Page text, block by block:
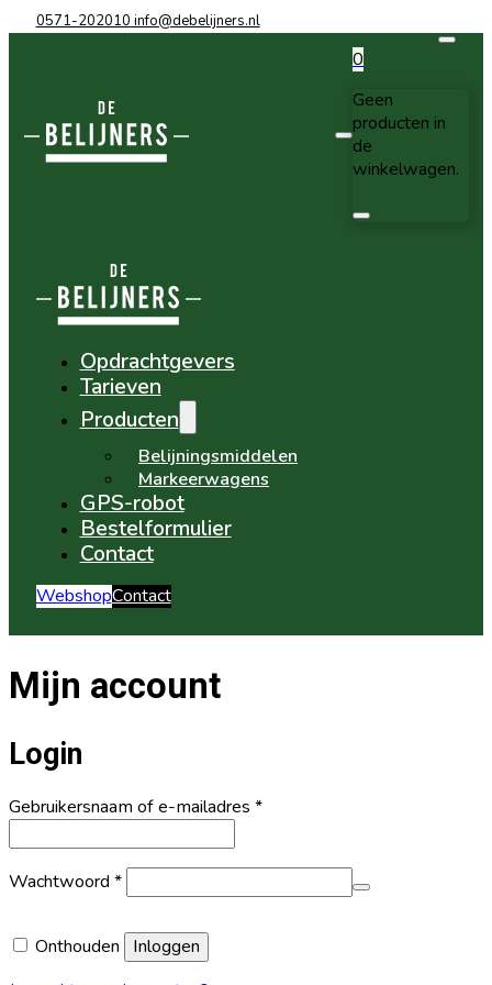
0571-202010 info@debelijners.nl
0
Geen
producten in
de
winkelwagen.
Opdrachtgevers
Tarieven
Producten
Belijningsmiddelen
Markeerwagens
GPS-robot
Bestelformulier
Contact
WebshopContact
Mijn account
Login
Gebruikersnaam of e-mailadres *Vereist
Wachtwoord *Vereist
Onthouden
Inloggen